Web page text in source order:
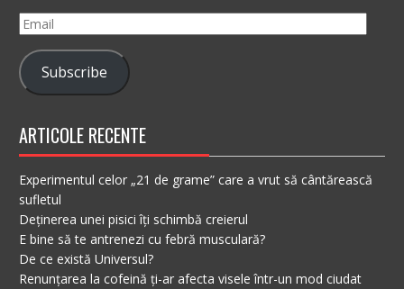
Email
Subscribe
ARTICOLE RECENTE
Experimentul celor „21 de grame” care a vrut să cântărească
sufletul
Deținerea unei pisici îți schimbă creierul
E bine să te antrenezi cu febră musculară?
De ce există Universul?
Renunțarea la cofeină ți-ar afecta visele într-un mod ciudat